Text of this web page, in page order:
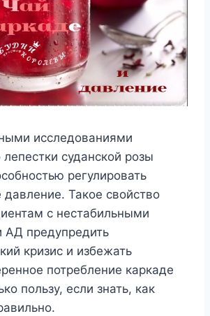
исследованиями
суданской розы
регулировать
давление. Такое свойство
с нестабильными
АД предупредить
кризис и избежать
потребление каркаде
пользу, если знать, как